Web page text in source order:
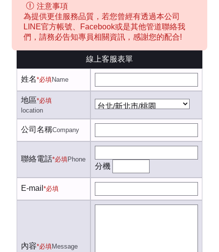
注意事項
為提供更佳服務品質，若您曾經有透過本公司
LINE官方帳號、Facebook或是其他管道聯絡我
們，請務必告知專員相關資訊，感謝您的配合!
線上客服表單
姓名*必填Name
地區*必填
location
公司名稱Company
聯絡電話*必填Phone
分機
E-mail *必填
內容*必填Message